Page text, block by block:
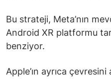
Bu strateji, Meta’nın
Android XR platformu
benziyor.
Apple’ın ayrıca